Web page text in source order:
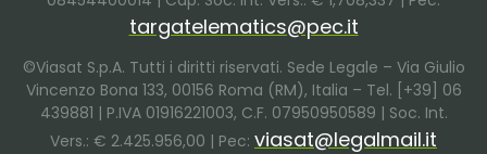
targatelematics@pec.it
©Viasat S.p.A. Tutti i diritti riservati. Sede Legale – Via Giulio
Vincenzo Bona 133, 00156 Roma (RM), Italia – Tel. [+39] 06
439881 | P.IVA 01916221003, C.F. 07950950589 | Soc. Int.
Vers.: € 2.425.956,00 | Pec: viasat@legalmail.it